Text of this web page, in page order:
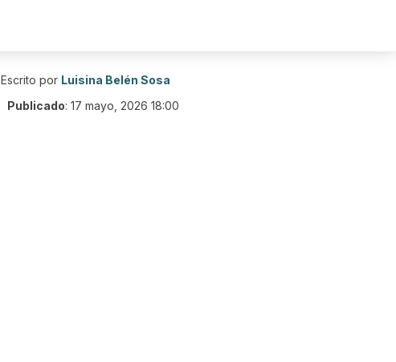
Escrito por Luisina Belén Sosa
Publicado: 17 mayo, 2026 18:00